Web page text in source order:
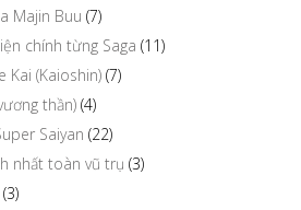
Majin Buu (7)
chính từng Saga (11)
Kai (Kaioshin) (7)
thần) (4)
Saiyan (22)
nhất toàn vũ trụ (3)
(3)